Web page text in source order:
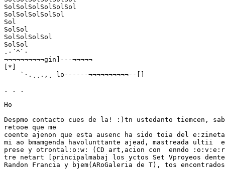
SolSolSolSolSolSol
SolSolSolSolSol
Sol
SolSol
SolSolSolSol
SolSol
.·´^`·
¬¬¬¬¬¬¬¬¬¬gin]---¬¬¬¬¬
[*]
    `·.¸¸.,¸ lo------¬¬¬¬¬¬¬¬¬¬--[]
. . .
Ho
Despmo contacto cues de la! :)tn ustedanto tiemcen,
retooe que me
coente ajenon que esta ausenc ha sido toia del
mi ao bmamgenda havolunttante ajead, mastreada ultii
prese y otrontal:o:w: (CD art,acion con  enndo
tre netart [principalmabaj los yctos Set Vproyeos
Randon Francia y bjem(ARoGaleria de T), tos